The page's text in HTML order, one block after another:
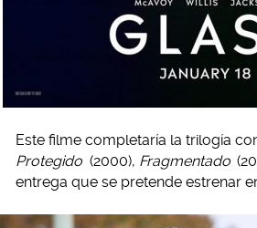
Este filme completaría la trilogía
Protegido (2000), Fragmentado
entrega que se pretende estrenar